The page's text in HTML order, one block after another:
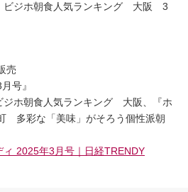
ビジホ朝食人気ランキング 大阪 3
売
号』
ホ朝食人気ランキング 大阪、『ホ
多彩な「美味」がそろう個性派朝
ィ 2025年3月号｜日経TRENDY